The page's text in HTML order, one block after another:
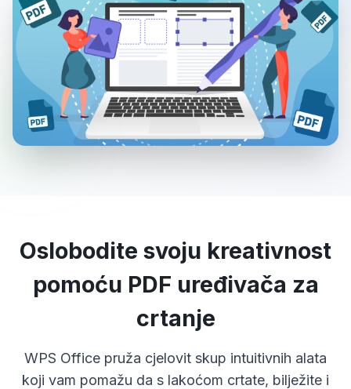
Oslobodite svoju kreativnost
pomoću PDF uređivača za
crtanje
WPS Office pruža cjelovit skup intuitivnih alata
koji vam pomažu da s lakoćom crtate, bilježite i